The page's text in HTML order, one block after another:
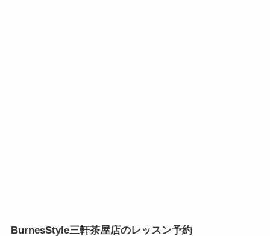
BurnesStyle三軒茶屋店のレッスン予約